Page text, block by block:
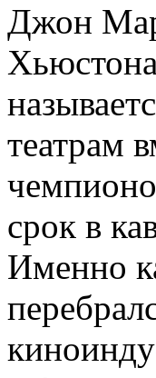
Джон
театрам
срок в
Именно